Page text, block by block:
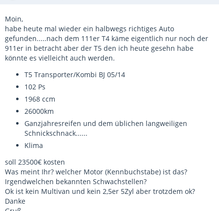
Moin,
habe heute mal wieder ein halbwegs richtiges Auto
gefunden.....nach dem 111er T4 käme eigentlich nur noch der
911er in betracht aber der T5 den ich heute gesehn habe
könnte es vielleicht auch werden.
T5 Transporter/Kombi BJ 05/14
102 Ps
1968 ccm
26000km
Ganzjahresreifen und dem üblichen langweiligen
Schnickschnack......
Klima
soll 23500€ kosten
Was meint Ihr? welcher Motor (Kennbuchstabe) ist das?
Irgendwelchen bekannten Schwachstellen?
Ok ist kein Multivan und kein 2,5er 5Zyl aber trotzdem ok?
Danke